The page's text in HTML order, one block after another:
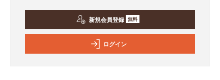
新規会員登録 無料
ログイン